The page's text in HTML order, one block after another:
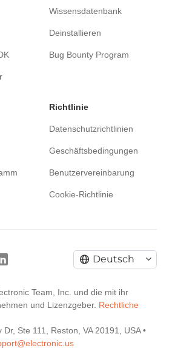
uses cookies to personalize your
our website. By continuing to use this
to our cookie policy. Clickhereto
Wissensdatenbank
Deinstallieren
Bug Bounty Program
Richtlinie
Datenschutzrichtlinien
Geschäftsbedingungen
Benutzervereinbarung
Cookie-Richtlinie
Team, Inc. und die mit ihr
und Lizenzgeber. Rechtliche
Ste 111, Reston, VA 20191, USA •
Deutsch